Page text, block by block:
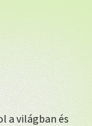
a világban és